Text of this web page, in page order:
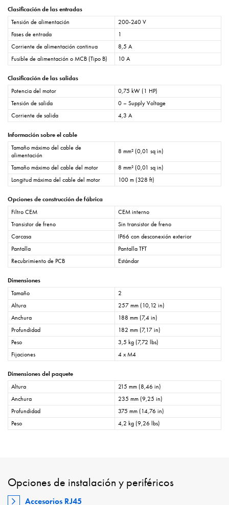
Clasificación de las entradas
Tensión de alimentación
200-240 V
Fases de entrada
1
Corriente de alimentación continua
8,5 A
Fusible de alimentación o MCB (Tipo B)
10 A
Clasificación de las salidas
Potencia del motor
0,75 kW (1 HP)
Tensión de salida
0 – Supply Voltage
Corriente de salida
4,3 A
Información sobre el cable
Tamaño máximo del cable de
alimentación
8 mm² (0,01 sq in)
Tamaño máximo del cable del motor
8 mm² (0,01 sq in)
Longitud máxima del cable del motor
100 m (328 ft)
Opciones de construcción de fábrica
Filtro CEM
CEM interno
Transistor de freno
Sin transistor de freno
Carcasa
IP66 con desconexión exterior
Pantalla
Pantalla TFT
Recubrimiento de PCB
Estándar
Dimensiones
Tamaño
2
Altura
257 mm (10,12 in)
Anchura
188 mm (7,4 in)
Profundidad
182 mm (7,17 in)
Peso
3,5 kg (7,72 lbs)
Fijaciones
4 x M4
Dimensiones del paquete
Altura
215 mm (8,46 in)
Anchura
235 mm (9,25 in)
Profundidad
375 mm (14,76 in)
Peso
4,2 kg (9,26 lbs)
Opciones de instalación y periféricos
Accesorios RJ45